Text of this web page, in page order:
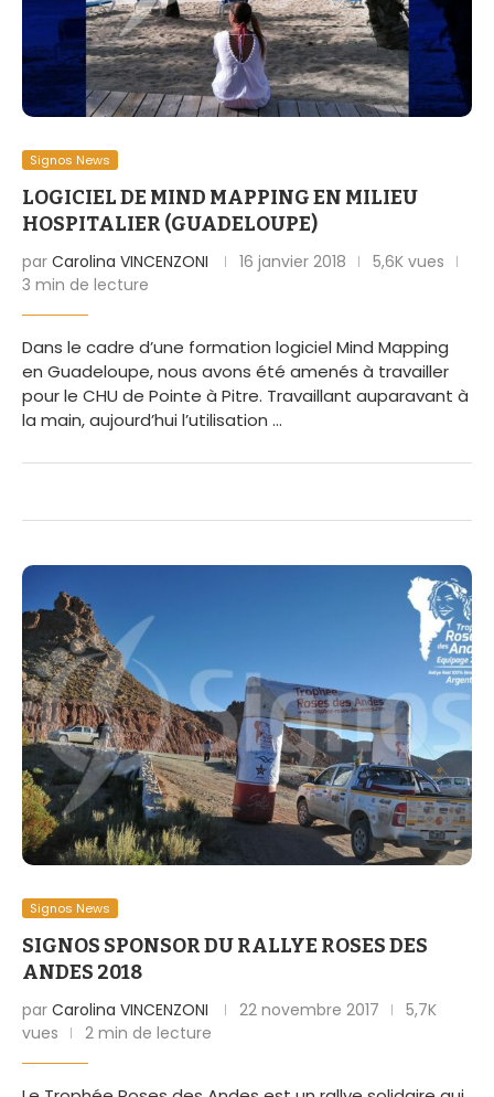
Signos News
LOGICIEL DE MIND MAPPING EN MILIEU
HOSPITALIER (GUADELOUPE)
par Carolina VINCENZONI 16 janvier 2018
5,6K vues
3 min de lecture
Dans le cadre d’une formation logiciel Mind Mapping
en Guadeloupe, nous avons été amenés à travailler
pour le CHU de Pointe à Pitre. Travaillant auparavant à
la main, aujourd’hui l’utilisation …
Signos News
SIGNOS SPONSOR DU RALLYE ROSES DES
ANDES 2018
par Carolina VINCENZONI 22 novembre 2017
5,7K
vues
2 min de lecture